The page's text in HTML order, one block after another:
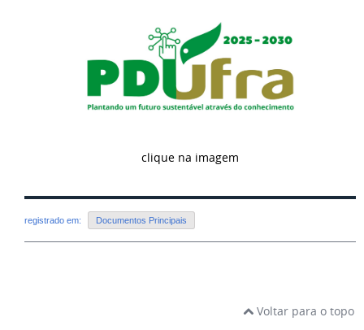
clique na imagem
registrado em: Documentos Principais
Voltar para o topo